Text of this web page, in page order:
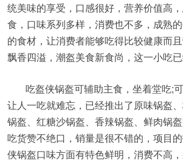
统美味的享受，口感很好，营养价值高
食，口味系列多样，消费也不多，成熟
的食材，让消费者能够吃得比较健康而
飘香四溢，潮盔美食新食尚，这一小吃已
吃盔侠锅盔可辅助主食，坐着堂吃;
让人一吃就难忘，已经推出了原味锅盔
锅盔、红糖沙锅盔、香辣锅盔、鲜肉锅
吃货赞不绝口，销量是很不错的，项目
侠锅盔口味方面有特色鲜明，消费不高